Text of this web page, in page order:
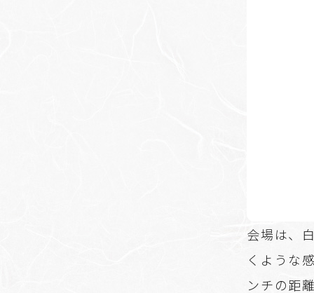
会場は、
くような
ンチの距